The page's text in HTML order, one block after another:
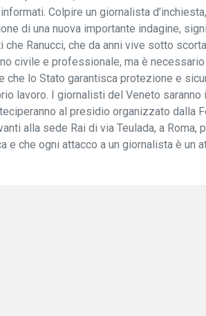
Colpire un giornalista
di una nuova importante indagine,
che Ranucci, che da anni vive sotto
civile e professionale, ma è
che lo Stato garantisca protezione e
lavoro. I giornalisti del Veneto
al presidio organizzato dalla
alla sede Rai di via Teulada, a
e che ogni attacco a un giornalista è un